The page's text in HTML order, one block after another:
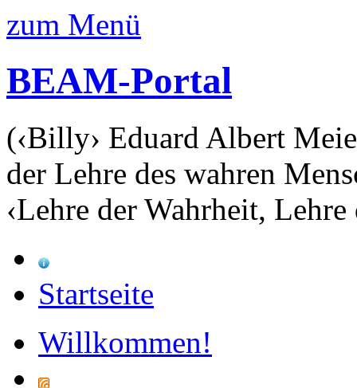
zum Menü
BEAM-Portal
(‹Billy› Eduard Albert
der Lehre des wahren
‹Lehre der Wahrheit, Lehre
Startseite
Willkommen!